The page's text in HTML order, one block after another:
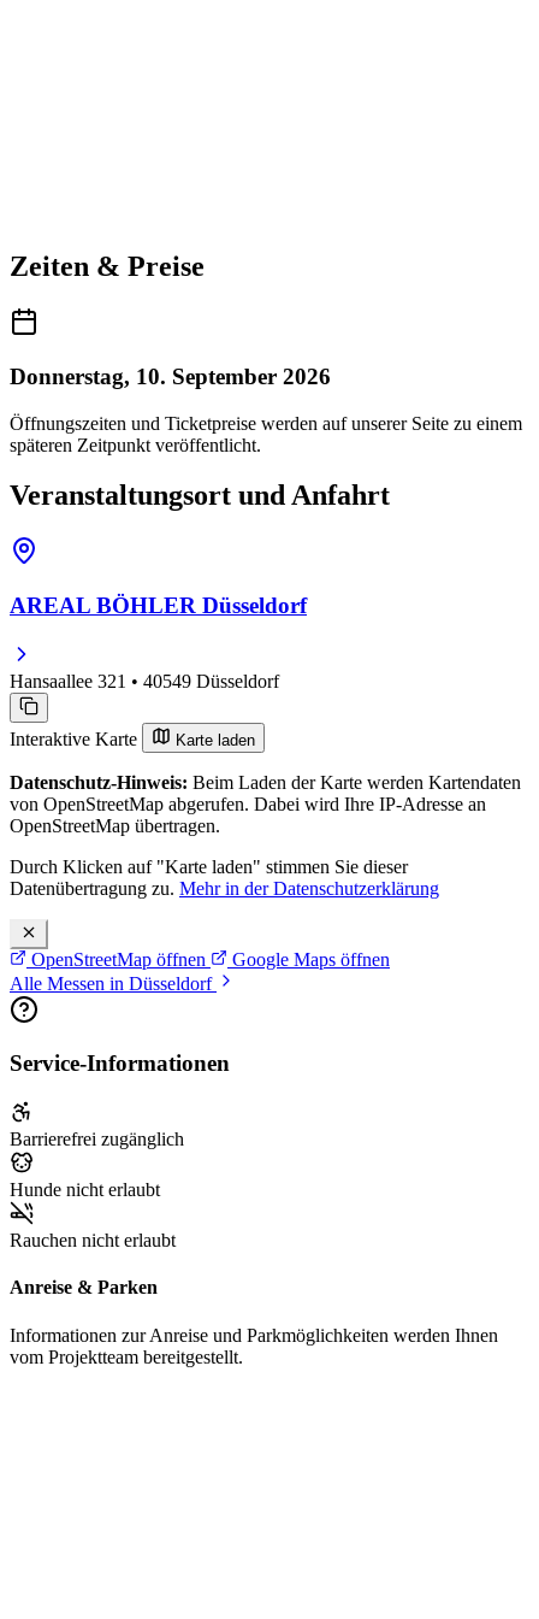
Zeiten & Preise
Donnerstag, 10. September 2026
Öffnungszeiten und Ticketpreise werden auf unserer Seite zu einem
späteren Zeitpunkt veröffentlicht.
Veranstaltungsort und Anfahrt
AREAL BÖHLER Düsseldorf
Hansaallee 321 • 40549 Düsseldorf
Interaktive Karte Karte laden
Datenschutz-Hinweis: Beim Laden der Karte werden Kartendaten
von OpenStreetMap abgerufen. Dabei wird Ihre IP-Adresse an
OpenStreetMap übertragen.
Durch Klicken auf "Karte laden" stimmen Sie dieser
Datenübertragung zu. Mehr in der Datenschutzerklärung
OpenStreetMap öffnen
Google Maps öffnen
Alle Messen in Düsseldorf
Service-Informationen
Barrierefrei zugänglich
Hunde nicht erlaubt
Rauchen nicht erlaubt
Anreise & Parken
Informationen zur Anreise und Parkmöglichkeiten werden Ihnen
vom Projektteam bereitgestellt.